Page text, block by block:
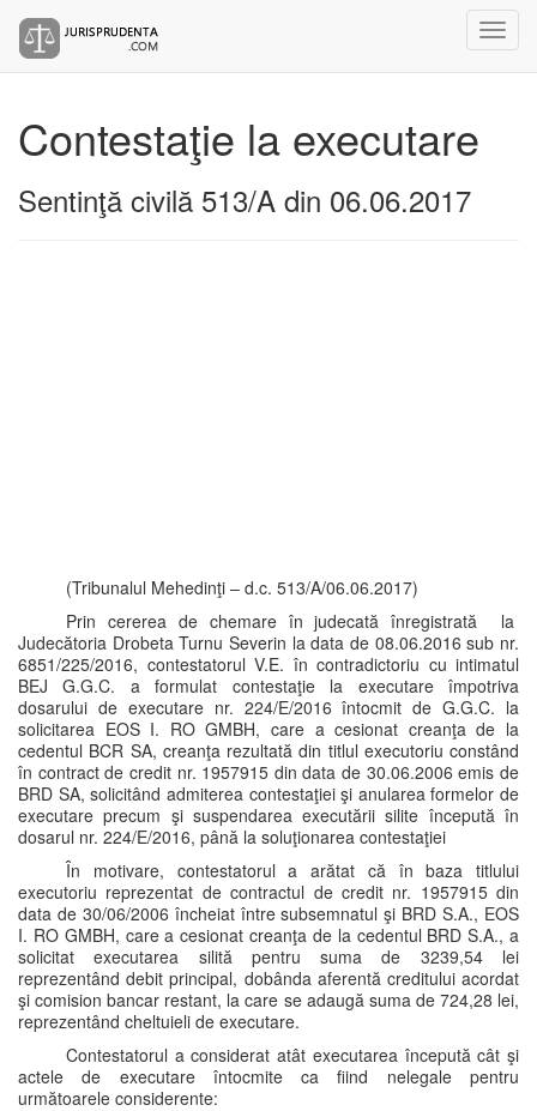
Contestaţie la executare
Sentinţă civilă 513/A din 06.06.2017
(Tribunalul Mehedinţi – d.c. 513/A/06.06.2017)
Prin cererea de chemare în judecată înregistrată la
Judecătoria Drobeta Turnu Severin la data de 08.06.2016 sub nr.
6851/225/2016, contestatorul V.E. în contradictoriu cu intimatul
BEJ G.G.C. a formulat contestaţie la executare împotriva
dosarului de executare nr. 224/E/2016 întocmit de G.G.C. la
solicitarea EOS I. RO GMBH, care a cesionat creanţa de la
cedentul BCR SA, creanţa rezultată din titlul executoriu constând
în contract de credit nr. 1957915 din data de 30.06.2006 emis de
BRD SA, solicitând admiterea contestaţiei şi anularea formelor de
executare precum şi suspendarea executării silite începută în
dosarul nr. 224/E/2016, până la soluţionarea contestaţiei
În motivare, contestatorul a arătat că în baza titlului
executoriu reprezentat de contractul de credit nr. 1957915 din
data de 30/06/2006 încheiat între subsemnatul şi BRD S.A., EOS
I. RO GMBH, care a cesionat creanţa de la cedentul BRD S.A., a
solicitat executarea silită pentru suma de 3239,54 lei
reprezentând debit principal, dobânda aferentă creditului acordat
şi comision bancar restant, la care se adaugă suma de 724,28 lei,
reprezentând cheltuieli de executare.
Contestatorul a considerat atât executarea începută cât şi
actele de executare întocmite ca fiind nelegale pentru
următoarele considerente: